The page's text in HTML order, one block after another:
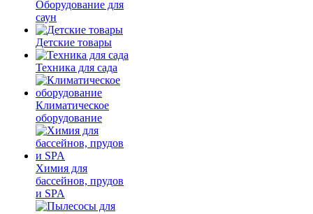
Оборудование для
саун
Детские товары
Техника для сада
Климатическое
оборудование
Химия для
бассейнов, прудов
и SPA